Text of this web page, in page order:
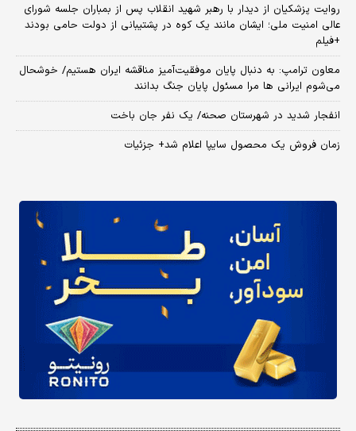
روایت پزشکیان از دیدار با رهبر شهید انقلاب پس از بمباران جلسه شورای
عالی امنیت ملی؛ ایشان مانند یک کوه در پشتیبانی از دولت حامی بودند
+فیلم
معاون ترامپ: به دنبال پایان موفقیت‌آمیز مناقشه ایران هستیم/ خوشحال
می‌شوم ایرانی ها مرا مسئول پایان جنگ بدانند
انفجار شدید در شهرستان صحنه/ یک نفر جان باخت
زمان فروش یک محصول سایپا اعلام شد+ جزئیات